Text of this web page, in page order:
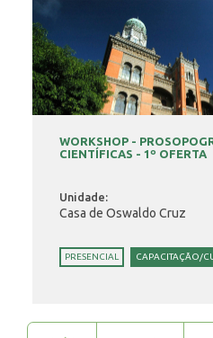
WORKSHOP -
CIENTÍFICAS - 1º OFERTA
Unidade:
Casa de Oswaldo Cruz
PRESENCIAL CAPACITAÇÃO/
Páginas